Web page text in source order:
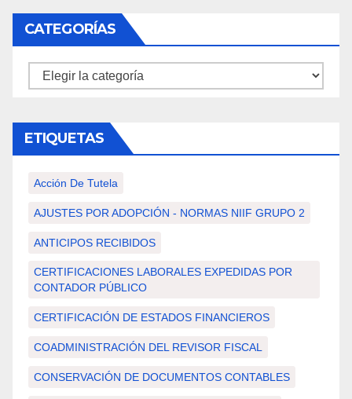
CATEGORÍAS
Categorías
ETIQUETAS
Acción De Tutela
AJUSTES POR ADOPCIÓN - NORMAS NIIF GRUPO 2
ANTICIPOS RECIBIDOS
CERTIFICACIONES LABORALES EXPEDIDAS POR
CONTADOR PÚBLICO
CERTIFICACIÓN DE ESTADOS FINANCIEROS
COADMINISTRACIÓN DEL REVISOR FISCAL
CONSERVACIÓN DE DOCUMENTOS CONTABLES